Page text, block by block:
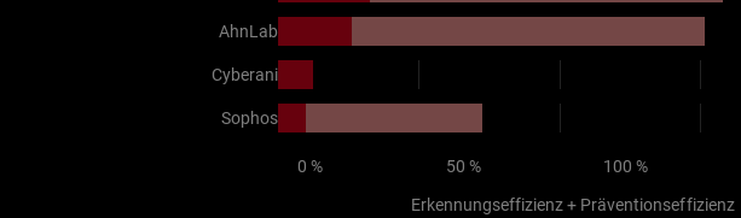
AhnLab
Cyberani
Sophos
0 % 50 % 100 %
Erkennungseffizienz + Präventionseffizienz